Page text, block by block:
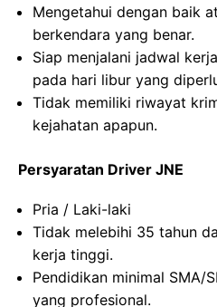
Mengetahui dengan baik
berkendara yang benar.
Siap menjalani jadwal
pada hari libur yang
Tidak memiliki riwayat
kejahatan apapun.
Persyaratan Driver JNE
Pria / Laki-laki
Tidak melebihi 35 tahun
kerja tinggi.
Pendidikan minimal SMA/
yang profesional.